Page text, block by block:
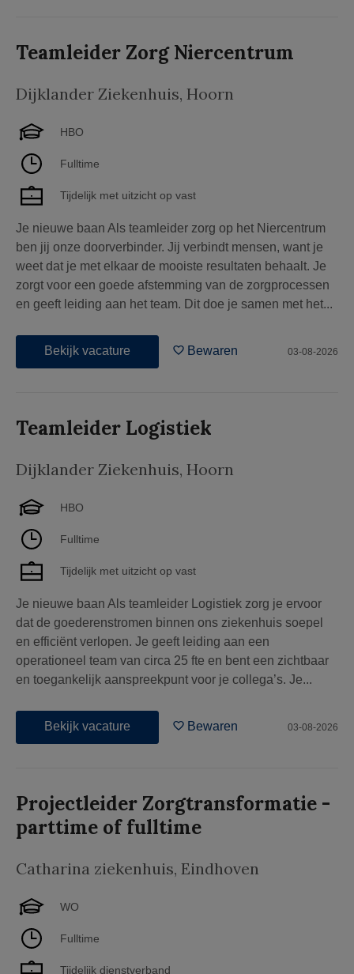
Teamleider Zorg Niercentrum
Dijklander Ziekenhuis, Hoorn
HBO
Fulltime
Tijdelijk met uitzicht op vast
Je nieuwe baan Als teamleider zorg op het Niercentrum
ben jij onze doorverbinder. Jij verbindt mensen, want je
weet dat je met elkaar de mooiste resultaten behaalt. Je
zorgt voor een goede afstemming van de zorgprocessen
en geeft leiding aan het team. Dit doe je samen met het...
Bekijk vacature Bewaren 03-08-2026
Teamleider Logistiek
Dijklander Ziekenhuis, Hoorn
HBO
Fulltime
Tijdelijk met uitzicht op vast
Je nieuwe baan Als teamleider Logistiek zorg je ervoor
dat de goederenstromen binnen ons ziekenhuis soepel
en efficiënt verlopen. Je geeft leiding aan een
operationeel team van circa 25 fte en bent een zichtbaar
en toegankelijk aanspreekpunt voor je collega’s. Je...
Bekijk vacature Bewaren 03-08-2026
Projectleider Zorgtransformatie -
parttime of fulltime
Catharina ziekenhuis, Eindhoven
WO
Fulltime
Tijdelijk dienstverband